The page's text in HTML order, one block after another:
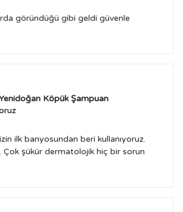
göründüğü gibi geldi güvenle
Köpük Şampuan
ilk banyosundan beri kullanıyoruz.
Çok şükür dermatolojik hiç bir sorun